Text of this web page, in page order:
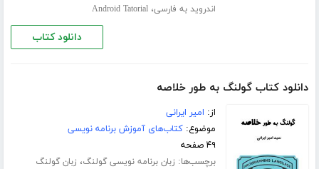
اندروید به فارسی،Android Tatorial
دانلود کتاب
دانلود کتاب گولنگ به طور خلاصه
از: امیر ایرانی
موضوع:کتاب‌های آموزش برنامه نویسی
۴۹ صفحه
برچسب‌ها: زبان برنامه نویسی گولنگ، زبان گولنگ